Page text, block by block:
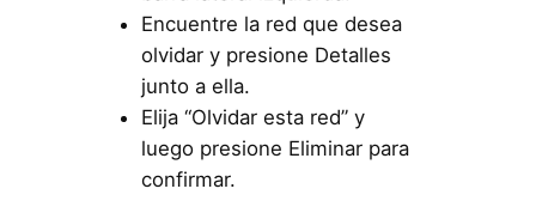
Encuentre la red que desea
olvidar y presione Detalles
junto a ella.
Elija “Olvidar esta red” y
luego presione Eliminar para
confirmar.